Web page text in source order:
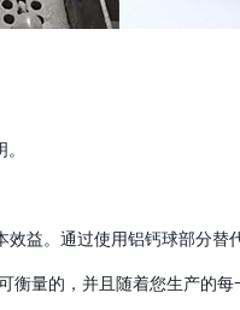
益。通过使用铝钙球部分替
量的，并且随着您生产的